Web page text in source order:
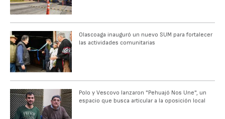
Olascoaga inauguró un nuevo SUM para fortalecer
las actividades comunitarias
Polo y Vescovo lanzaron "Pehuajó Nos Une", un
espacio que busca articular a la oposición local